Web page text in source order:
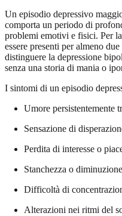
Un episodio depressivo
comporta un periodo di
problemi emotivi e fisici. Per
essere presenti per almeno
distinguere la depressione
senza una storia di mania o
I sintomi di un episodio
Umore persistentemente
Sensazione di
Perdita di interesse o
Stanchezza o
Difficoltà di
Alterazioni nei ritmi del